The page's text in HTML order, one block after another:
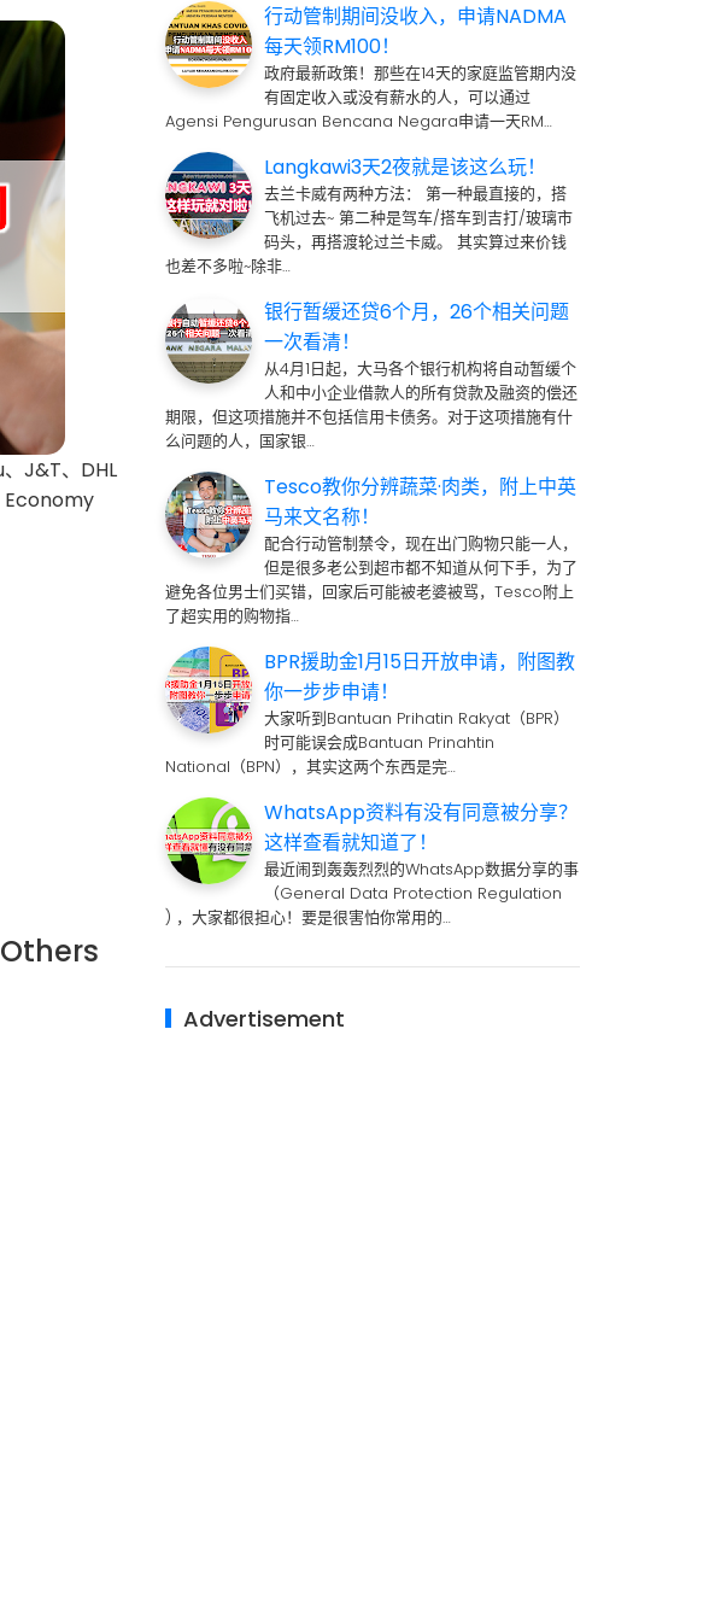
J&T、DHL
Economy
行动管制期间没收入，申请NADMA
每天领RM100！
政府最新政策！那些在14天的家庭监管期内没
有固定收入或没有薪水的人，可以通过
Agensi Pengurusan Bencana Negara申请一天RM…
Langkawi3天2夜就是该这么玩！
去兰卡威有两种方法： 第一种最直接的，搭
飞机过去~ 第二种是驾车/搭车到吉打/玻璃市
码头，再搭渡轮过兰卡威。 其实算过来价钱
也差不多啦~除非…
银行暂缓还贷6个月，26个相关问题
一次看清！
从4月1日起，大马各个银行机构将自动暂缓个
人和中小企业借款人的所有贷款及融资的偿还
期限，但这项措施并不包括信用卡债务。对于这项措施有什
么问题的人，国家银…
Tesco教你分辨蔬菜·肉类，附上中英
马来文名称！
配合行动管制禁令，现在出门购物只能一人，
但是很多老公到超市都不知道从何下手，为了
避免各位男士们买错，回家后可能被老婆被骂，Tesco附上
了超实用的购物指…
BPR援助金1月15日开放申请，附图教
你一步步申请！
大家听到Bantuan Prihatin Rakyat（BPR）
时可能误会成Bantuan Prinahtin
National（BPN），其实这两个东西是完…
WhatsApp资料有没有同意被分享？
这样查看就知道了！
最近闹到轰轰烈烈的WhatsApp数据分享的事
（General Data Protection Regulation
) ，大家都很担心！要是很害怕你常用的…
Advertisement